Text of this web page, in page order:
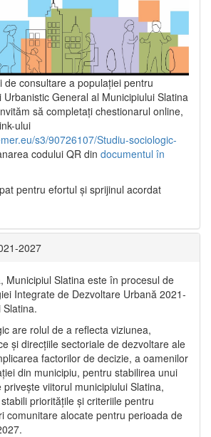
de consultare a populaţiei pentru
General al Municipiului Slatina
să completați chestionarul online,
ului
s3/90726107/Studiu-sociologic-
codului QR din documentul în
pentru efortul şi sprijinul acordat
2027
Municipiul Slatina este în procesul de
Integrate de Dezvoltare Urbană 2021‐
are rolul de a reflecta viziunea,
și direcțiile sectoriale de dezvoltare ale
factorilor de decizie, a oamenilor
din municipiu, pentru stabilirea unui
viitorul municipiului Slatina,
prioritățile și criteriile pentru
comunitare alocate pentru perioada de